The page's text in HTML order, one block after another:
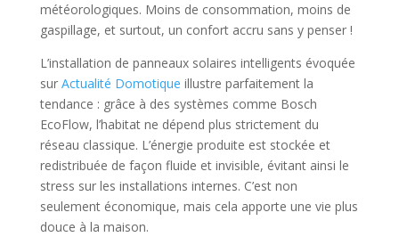
météorologiques. Moins de consommation, moins de
gaspillage, et surtout, un confort accru sans y penser !
L’installation de panneaux solaires intelligents évoquée
sur Actualité Domotique illustre parfaitement la
tendance : grâce à des systèmes comme Bosch
EcoFlow, l’habitat ne dépend plus strictement du
réseau classique. L’énergie produite est stockée et
redistribuée de façon fluide et invisible, évitant ainsi le
stress sur les installations internes. C’est non
seulement économique, mais cela apporte une vie plus
douce à la maison.